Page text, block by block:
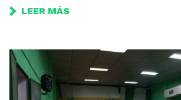
LEER MÁS